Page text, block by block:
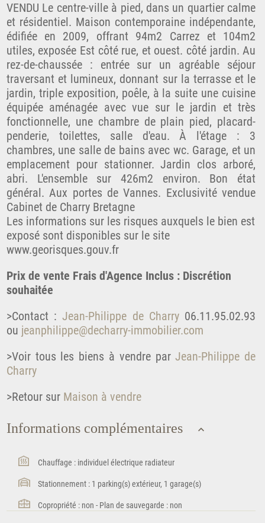
VENDU Le centre-ville à pied, dans un quartier calme
et résidentiel. Maison contemporaine indépendante,
édifiée en 2009, offrant 94m2 Carrez et 104m2
utiles, exposée Est côté rue, et ouest. côté jardin. Au
rez-de-chaussée : entrée sur un agréable séjour
traversant et lumineux, donnant sur la terrasse et le
jardin, triple exposition, poêle, à la suite une cuisine
équipée aménagée avec vue sur le jardin et très
fonctionnelle, une chambre de plain pied, placard-
penderie, toilettes, salle d'eau. À l'étage : 3
chambres, une salle de bains avec wc. Garage, et un
emplacement pour stationner. Jardin clos arboré,
abri. L'ensemble sur 426m2 environ. Bon état
général. Aux portes de Vannes. Exclusivité vendue
Cabinet de Charry Bretagne
Les informations sur les risques auxquels le bien est
exposé sont disponibles sur le site
www.georisques.gouv.fr
Prix de vente Frais d'Agence Inclus : Discrétion
souhaitée
>Contact : Jean-Philippe de Charry06.11.95.02.93
ou jeanphilippe@decharry-immobilier.com
>Voir tous les biens à vendre parJean-Philippe de
Charry
>Retour surMaison à vendre
Informations complémentaires
Chauffage : individuel électrique radiateur
Stationnement : 1 parking(s) extérieur, 1 garage(s)
Copropriété : non - Plan de sauvegarde : non